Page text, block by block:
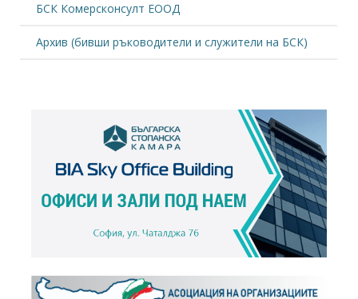
БСК Комерсконсулт ЕООД
Архив (бивши ръководители и служители на БСК)